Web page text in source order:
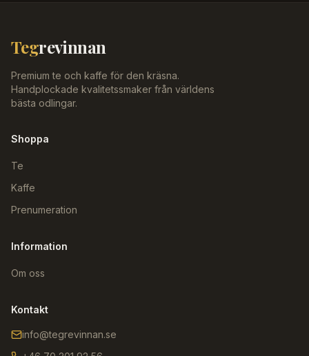
Tegrevinnan
Premium te och kaffe för den kräsna.
Handplockade kvalitetssmaker från världens
bästa odlingar.
Shoppa
Te
Kaffe
Prenumeration
Information
Om oss
Kontakt
info@tegrevinnan.se